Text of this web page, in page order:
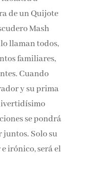
que
manera de
su fiel
pues así
hierro los
de sus
entre el joven
tío
de
en marcha